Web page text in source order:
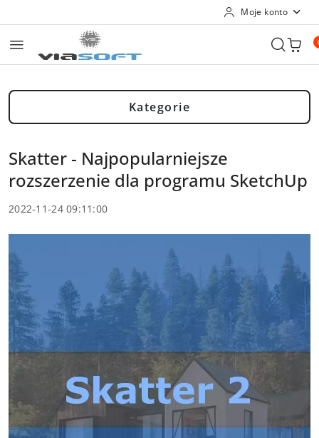
Moje konto
Kategorie
Skatter - Najpopularniejsze
rozszerzenie dla programu SketchUp
2022-11-24 09:11:00